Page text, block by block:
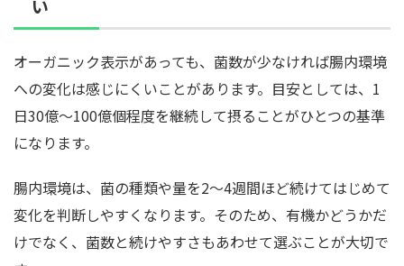
い
オーガニック表示があっても、菌数が少なければ腸内環境
への変化は感じにくいことがあります。目安としては、1
日30億〜100億個程度を継続して摂ることがひとつの基準
になります。
腸内環境は、菌の種類や量を2〜4週間ほど続けてはじめて
変化を判断しやすくなります。そのため、有機かどうかだ
けでなく、菌数と続けやすさもあわせて選ぶことが大切で